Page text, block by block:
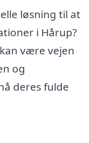
løsning til at
i Hårup?
være vejen
og
deres fulde